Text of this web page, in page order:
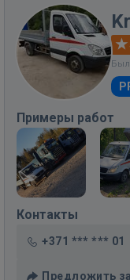
Был
Примеры работ
Контакты
+371 *** *** 01
Предложить